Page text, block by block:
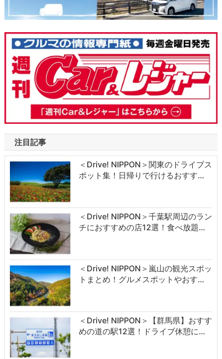
注目記事
＜Drive! NIPPON＞関東のドライブス
ポット集！日帰りで行けるおすす…
＜Drive! NIPPON＞千葉駅周辺のラン
チにおすすめの店12選！食べ放題…
＜Drive! NIPPON＞嵐山の観光スポッ
トまとめ！グルメスポットやおす…
＜Drive! NIPPON＞【群馬県】おすす
めの道の駅12選！ドライブ休憩に…